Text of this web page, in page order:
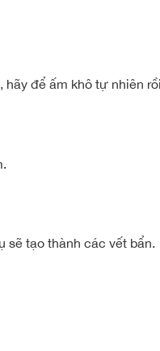
để ấm khô tự nhiên
sẽ tạo thành các vết bẩn.